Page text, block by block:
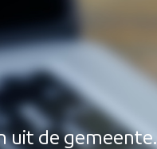
uit de gemeente.